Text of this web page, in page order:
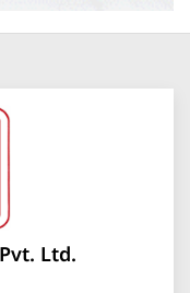
Ltd.